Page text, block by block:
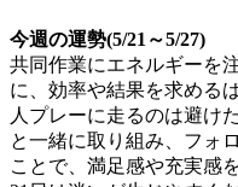
今週の運勢(5/21～5/27)
共同作業にエネルギーを
に、効率や結果を求める
人プレーに走るのは避け
と一緒に取り組み、フォ
ことで、満足感や充実感